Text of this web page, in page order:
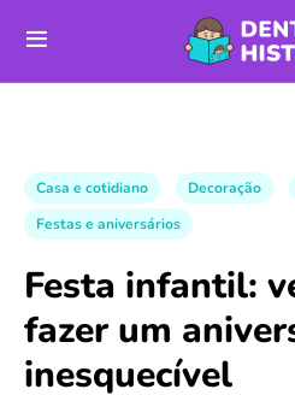
Casa e cotidiano Decoração
Festas e aniversários
Festa infantil:
fazer um
inesquecível